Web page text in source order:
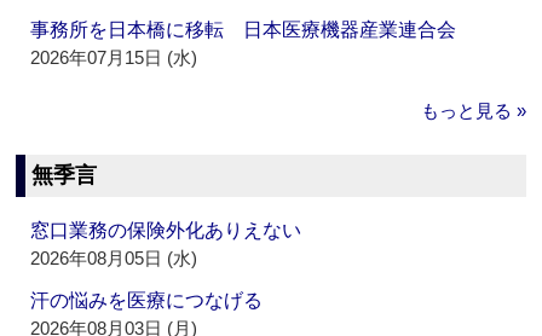
事務所を日本橋に移転 日本医療機器産業連合会
2026年07月15日 (水)
もっと見る »
無季言
窓口業務の保険外化ありえない
2026年08月05日 (水)
汗の悩みを医療につなげる
2026年08月03日 (月)